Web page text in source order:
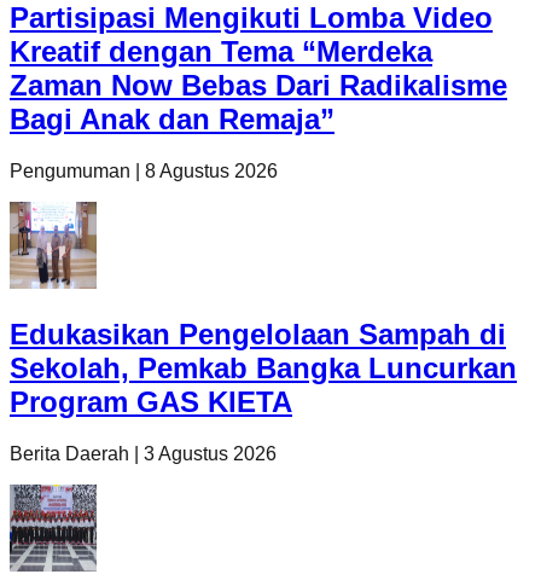
Partisipasi Mengikuti Lomba Video
Kreatif dengan Tema “Merdeka
Zaman Now Bebas Dari Radikalisme
Bagi Anak dan Remaja”
Pengumuman 8 Agustus 2026
Edukasikan Pengelolaan Sampah di
Sekolah, Pemkab Bangka Luncurkan
Program GAS KIETA
Berita Daerah 3 Agustus 2026